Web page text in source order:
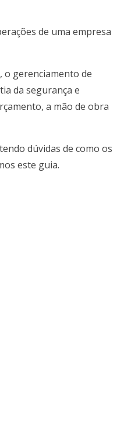
de uma empresa
, o gerenciamento de
da segurança e
a mão de obra
dúvidas de como os
este guia.